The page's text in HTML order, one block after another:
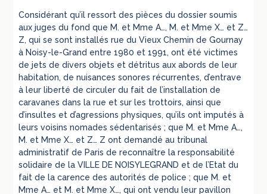
Considérant qu’il ressort des pièces du dossier soumis
aux juges du fond que M. et Mme A…, M. et Mme X… et Z…
Z, qui se sont installés rue du Vieux Chemin de Gournay
à Noisy-le-Grand entre 1980 et 1991, ont été victimes
de jets de divers objets et détritus aux abords de leur
habitation, de nuisances sonores récurrentes, d’entrave
à leur liberté de circuler du fait de l’installation de
caravanes dans la rue et sur les trottoirs, ainsi que
d’insultes et d’agressions physiques, qu’ils ont imputés à
leurs voisins nomades sédentarisés ; que M. et Mme A…,
M. et Mme X… et Z… Z ont demandé au tribunal
administratif de Paris de reconnaître la responsabilité
solidaire de la VILLE DE NOISYLEGRAND et de l’Etat du
fait de la carence des autorités de police ; que M. et
Mme A… et M. et Mme X…, qui ont vendu leur pavillon